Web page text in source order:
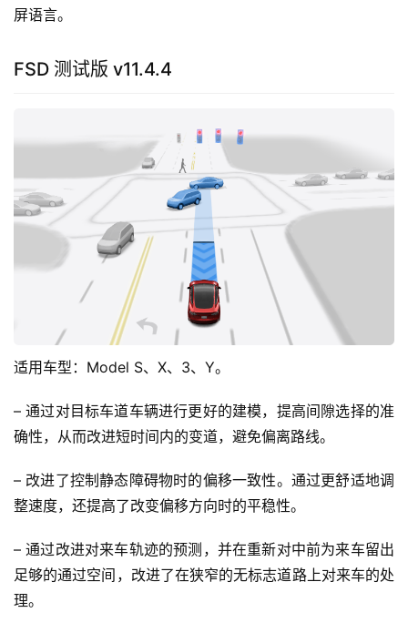
屏语言。
FSD 测试版 v11.4.4
适用车型：Model S、X、3、Y。
– 通过对目标车道车辆进行更好的建模，提高间隙选择的准
确性，从而改进短时间内的变道，避免偏离路线。
– 改进了控制静态障碍物时的偏移一致性。通过更舒适地调
整速度，还提高了改变偏移方向时的平稳性。
– 通过改进对来车轨迹的预测，并在重新对中前为来车留出
足够的通过空间，改进了在狭窄的无标志道路上对来车的处
理。